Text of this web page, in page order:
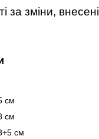
за зміни, внесені
см
см
см